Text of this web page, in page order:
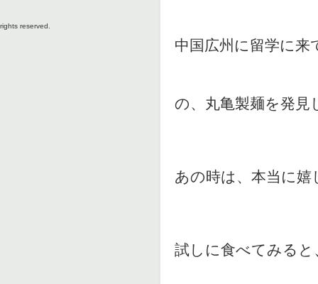
rights reserved.
中国広州に留学に
の、丸亀製麺を発見
あの時は、本当に
試しに食べてみる